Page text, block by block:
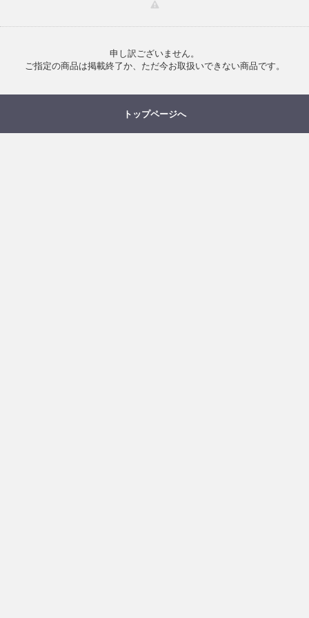
申し訳ございません。
ご指定の商品は掲載終了か、ただ今お取扱いできない商品です。
トップページへ